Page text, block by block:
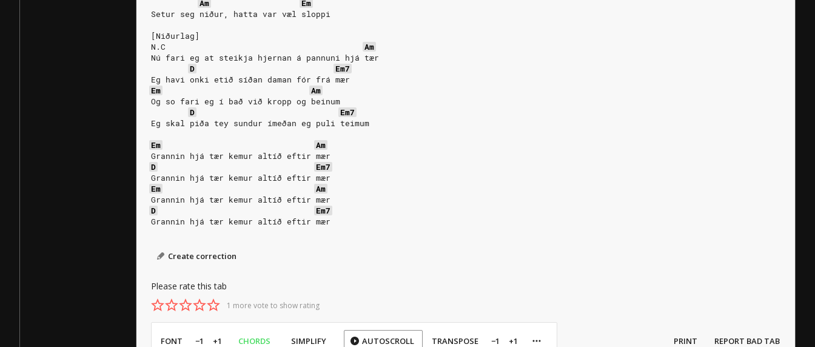
Am
Em
Setur seg niður, hatta var væl sloppi
[Niðurlag]
N.C
Am
Nú fari eg at steikja hjernan á pannuni hjá tær
D
Em7
Eg havi onki etið síðan daman fór frá mær
Em
Am
Og so fari eg í bað við kropp og beinum
D
Em7
Eg skal piða tey sundur ímeðan eg puli teimum
Em
Am
Grannin hjá tær kemur altíð eftir mær
D
Em7
Grannin hjá tær kemur altíð eftir mær
Em
Am
Grannin hjá tær kemur altíð eftir mær
D
Em7
Grannin hjá tær kemur altíð eftir mær
Create correction
Please rate this tab
1 more vote to show rating
FONT −1 +1 CHORDS SIMPLIFY AUTOSCROLL TRANSPOSE −1 +1 PRINT REPORT BAD TAB